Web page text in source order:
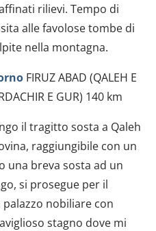
rilievi. Tempo di
alle favolose tombe di
nella montagna.
FIRUZ ABAD (QALEH E
E GUR) 140 km
il tragitto sosta a Qaleh
raggiungibile con un
una breva sosta ad un
si prosegue per il
nobiliare con
stagno dove mi